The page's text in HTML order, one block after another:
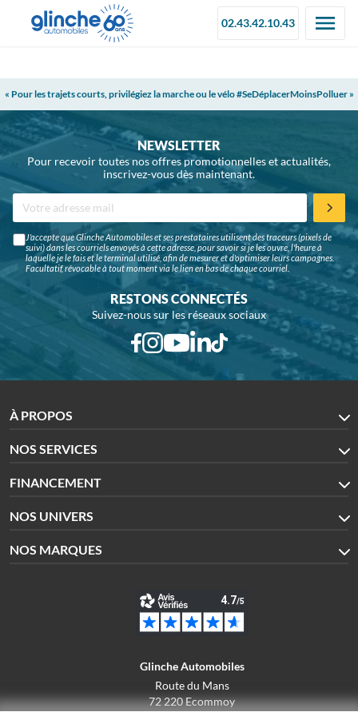
02.43.42.10.43
« Pour les trajets courts, privilégiez la marche ou le vélo #SeDéplacerMoinsPolluer »
NEWSLETTER
Pour recevoir toutes nos offres promotionnelles et actualités,
inscrivez-vous dès maintenant.
J'accepte que Glinche Automobiles et ses prestataires utilisent des traceurs (pixels de
suivi) dans les courriels envoyés à cette adresse, pour savoir si je les ouvre, l'heure à
laquelle je le fais et le terminal utilisé, afin de mesurer et d'optimiser leurs campagnes.
Facultatif, révocable à tout moment via le lien en bas de chaque courriel.
RESTONS CONNECTÉS
Suivez-nous sur les réseaux sociaux
À PROPOS
NOS SERVICES
FINANCEMENT
NOS UNIVERS
NOS MARQUES
Glinche Automobiles
Route du Mans
72 220 Ecommoy